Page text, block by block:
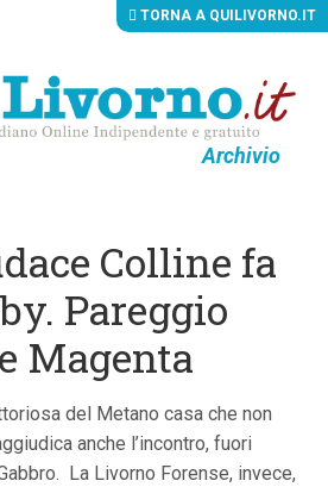
Archivio
TORNA A QUILIVORNO.IT
Colline fa
Pareggio
Magenta
del Metano casa che non
anche l’incontro, fuori
La Livorno Forense, invece,